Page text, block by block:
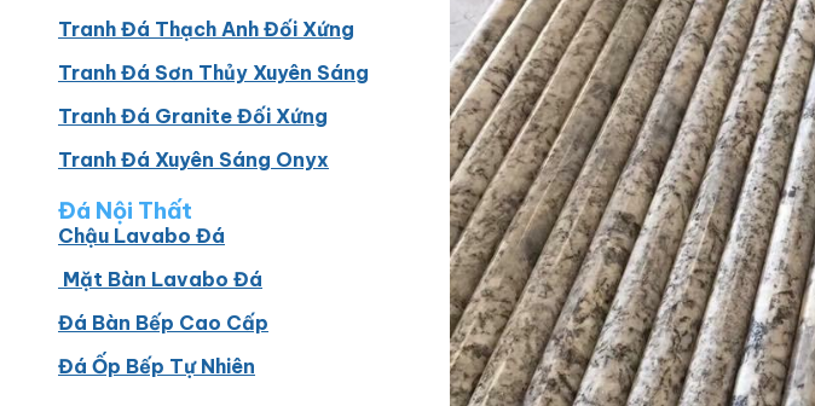
Tranh Đá Thạch Anh Đối Xứng
Tranh Đá Sơn Thủy Xuyên Sáng
Tranh Đá Granite Đối Xứng
Tranh Đá Xuyên Sáng Onyx
Đá Nội Thất
Chậu Lavabo Đá
Mặt Bàn Lavabo Đá
Đá Bàn Bếp Cao Cấp
Đá Ốp Bếp Tự Nhiên